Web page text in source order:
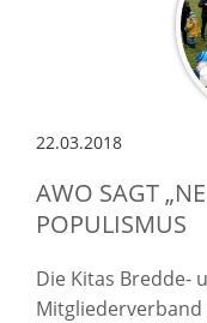
22.03.2018
AWO SAGT
POPULISMUS
Die Kitas Bredde-